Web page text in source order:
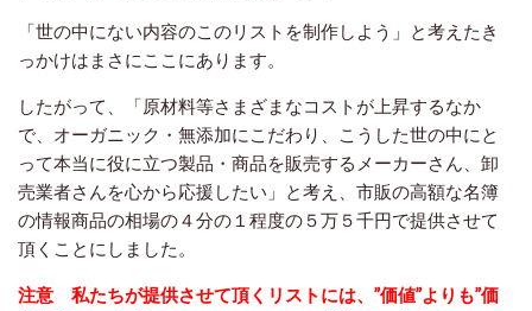
「世の中にない内容のこのリストを制作しよう」と考えたき
っかけはまさにここにあります。
したがって、「原材料等さまざまなコストが上昇するなか
で、オーガニック・無添加にこだわり、こうした世の中にと
って本当に役に立つ製品・商品を販売するメーカーさん、卸
売業者さんを心から応援したい」と考え、市販の高額な名簿
の情報商品の相場の４分の１程度の５万５千円で提供させて
頂くことにしました。
注意 私たちが提供させて頂くリストには、”価値”よりも”価